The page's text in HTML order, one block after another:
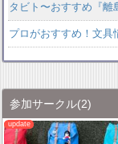
タビト〜おすすめ『
プロがおすすめ！文具
参加サークル(2)